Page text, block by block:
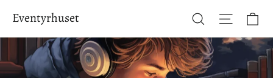
innhold
Eventyrhuset Søk Side-